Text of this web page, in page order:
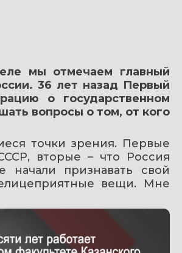
мы отмечаем главный
36 лет назад Первый
о государственном
вопросы о том, от кого
точки зрения. Первые
вторые – что Россия
начали признавать свой
вещи. Мне